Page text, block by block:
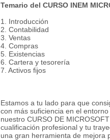
Temario del CURSO INEM
1. Introducción
2. Contabilidad
3. Ventas
4. Compras
5. Existencias
6. Cartera y tesorería
7. Activos fijos
Estamos a tu lado para que
con más suficiencia en el
nuestro CURSO DE
cualificación profesional y tu
una gran herramienta de mejora